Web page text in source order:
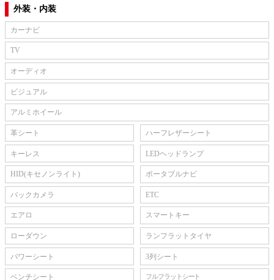
外装・内装
カーナビ
TV
オーディオ
ビジュアル
アルミホイール
革シート ハーフレザーシート
キーレス LEDヘッドランプ
HID(キセノンライト) ポータブルナビ
バックカメラ ETC
エアロ スマートキー
ローダウン ランフラットタイヤ
パワーシート 3列シート
ベンチシート フルフラットシート